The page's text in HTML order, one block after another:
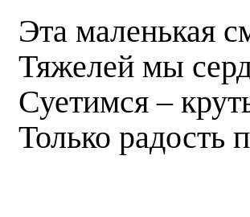
Эта маленькая
Тяжелей мы
Суетимся –
Только радость